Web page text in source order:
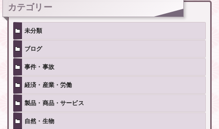
カテゴリー
未分類
ブログ
事件・事故
経済・産業・労働
製品・商品・サービス
自然・生物